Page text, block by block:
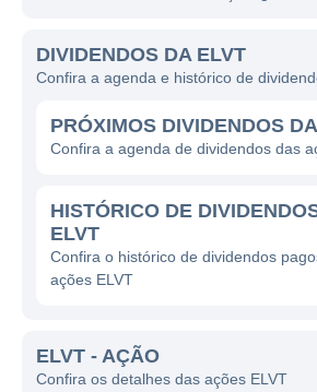
DIVIDENDOS DA ELVT
Confira a agenda e histórico de
PRÓXIMOS DIVIDENDOS
Confira a agenda de dividendos das
HISTÓRICO DE
ELVT
Confira o histórico de dividendos
ações ELVT
ELVT - AÇÃO
Confira os detalhes das ações ELVT